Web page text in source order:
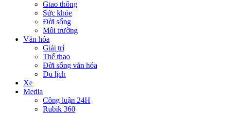
Giao thông
Sức khỏe
Đời sống
Môi trường
Văn hóa
Giải trí
Thể thao
Đời sống văn hóa
Du lịch
Xe
Media
Công luận 24H
Rubik 360